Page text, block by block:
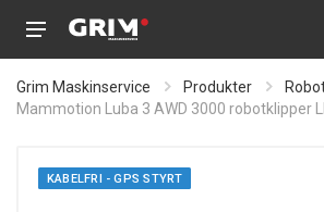
Grim Maskinservice Produkter
Mammotion Luba 3 AWD 3000 robotklipper
KABELFRI - GPS STYRT